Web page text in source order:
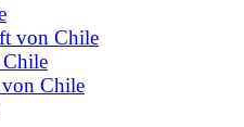
von Chile
von Chile